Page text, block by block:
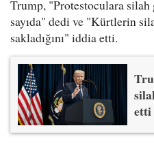
Trump, "Protestoculara
sayıda" dedi ve "Kürtlerin
sakladığını" iddia etti.
etti